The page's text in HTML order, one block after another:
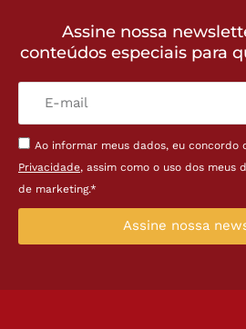
Assine nossa
conteúdos especiais para
Ao informar meus dados, eu concordo
Privacidade, assim como o uso dos meus
de marketing.*
Assine nossa